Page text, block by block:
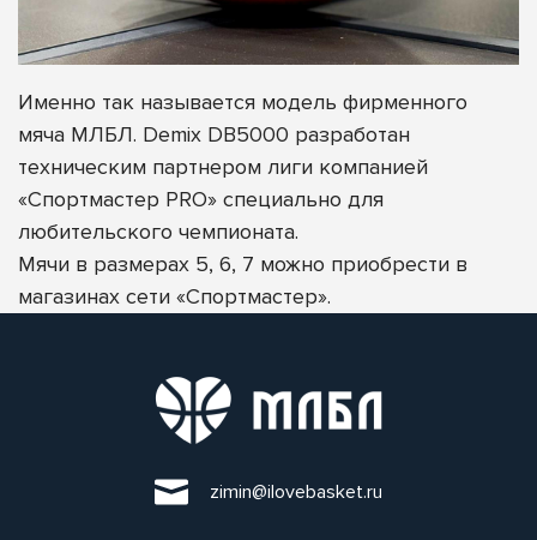
Именно так называется модель фирменного
мяча МЛБЛ. Demix DB5000 разработан
техническим партнером лиги компанией
«Спортмастер PRO» специально для
любительского чемпионата.
Мячи в размерах 5, 6, 7 можно приобрести в
магазинах сети «Спортмастер».
zimin@ilovebasket.ru